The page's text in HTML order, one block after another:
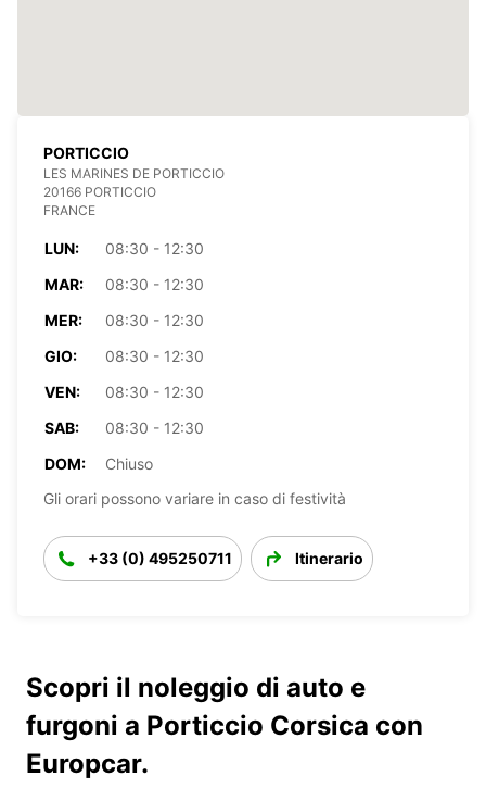
PORTICCIO
LES MARINES DE PORTICCIO
20166 PORTICCIO
FRANCE
LUN:
08:30 - 12:30
MAR:
08:30 - 12:30
MER:
08:30 - 12:30
GIO:
08:30 - 12:30
VEN:
08:30 - 12:30
SAB:
08:30 - 12:30
DOM:
Chiuso
Gli orari possono variare in caso di festività
+33 (0) 495250711 Itinerario
Scopri il noleggio di auto e
furgoni a Porticcio Corsica con
Europcar.